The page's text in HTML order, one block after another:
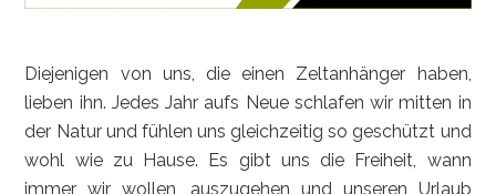
Diejenigen von uns, die einen Zeltanhänger haben,
lieben ihn. Jedes Jahr aufs Neue schlafen wir mitten in
der Natur und fühlen uns gleichzeitig so geschützt und
wohl wie zu Hause. Es gibt uns die Freiheit, wann
immer wir wollen, auszugehen und unseren Urlaub